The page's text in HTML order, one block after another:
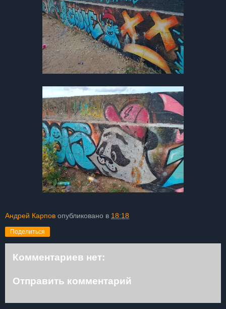
Андрей Карпов опубликовано в 18:18
Поделиться
Комментариев нет:
Отправить комментарий